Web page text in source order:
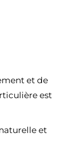
et de
est
et